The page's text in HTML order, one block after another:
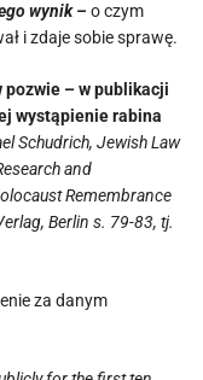
wynik – o czym
i zdaje sobie sprawę.
– w publikacji
wystąpienie rabina
Schudrich, Jewish Law
and
Remembrance
Berlin s. 79-83, tj.
za danym